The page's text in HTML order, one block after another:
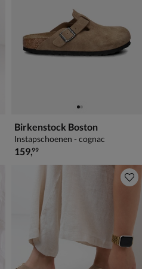
Birkenstock Boston
Instapschoenen - cognac
€ 159,99
159,99